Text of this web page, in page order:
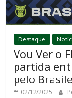
Destaque
Vou Ver o
partida
pelo
02/12/2025